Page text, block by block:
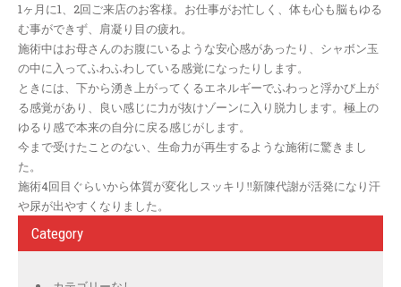
1ヶ月に1、2回ご来店のお客様。お仕事がお忙しく、体も心も脳もゆる
む事ができず、肩凝り目の疲れ。
施術中はお母さんのお腹にいるような安心感があったり、シャボン玉
の中に入ってふわふわしている感覚になったりします。
ときには、下から湧き上がってくるエネルギーでふわっと浮かび上が
る感覚があり、良い感じに力が抜けゾーンに入り脱力します。極上の
ゆるり感で本来の自分に戻る感じがします。
今まで受けたことのない、生命力が再生するような施術に驚きまし
た。
施術4回目ぐらいから体質が変化しスッキリ‼️新陳代謝が活発になり汗
や尿が出やすくなりました。
Category